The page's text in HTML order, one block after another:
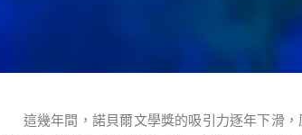
這幾年間，諾貝爾文學獎的吸引力逐年下滑，